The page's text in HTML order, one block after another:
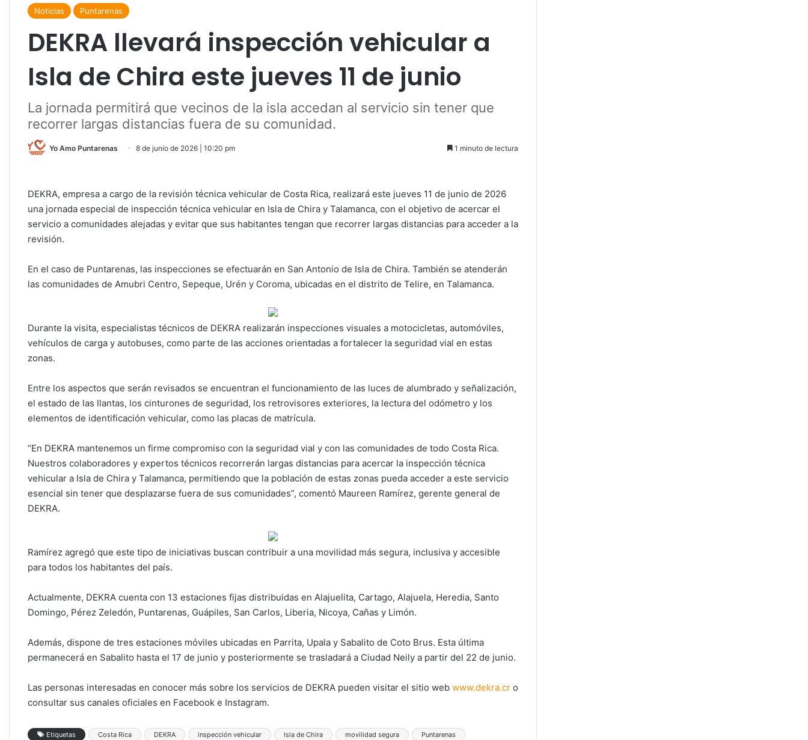
Noticias Puntarenas
DEKRA llevará inspección vehicular a
Isla de Chira este jueves 11 de junio
La jornada permitirá que vecinos de la isla accedan al servicio sin tener que
recorrer largas distancias fuera de su comunidad.
Yo Amo Puntarenas 8 de junio de 2026 | 10:20 pm 1 minuto de lectura
DEKRA, empresa a cargo de la revisión técnica vehicular de Costa Rica, realizará este jueves 11 de junio de 2026
una jornada especial de inspección técnica vehicular en Isla de Chira y Talamanca, con el objetivo de acercar el
servicio a comunidades alejadas y evitar que sus habitantes tengan que recorrer largas distancias para acceder a la
revisión.
En el caso de Puntarenas, las inspecciones se efectuarán en San Antonio de Isla de Chira. También se atenderán
las comunidades de Amubri Centro, Sepeque, Urén y Coroma, ubicadas en el distrito de Telire, en Talamanca.
Durante la visita, especialistas técnicos de DEKRA realizarán inspecciones visuales a motocicletas, automóviles,
vehículos de carga y autobuses, como parte de las acciones orientadas a fortalecer la seguridad vial en estas
zonas.
Entre los aspectos que serán revisados se encuentran el funcionamiento de las luces de alumbrado y señalización,
el estado de las llantas, los cinturones de seguridad, los retrovisores exteriores, la lectura del odómetro y los
elementos de identificación vehicular, como las placas de matrícula.
“En DEKRA mantenemos un firme compromiso con la seguridad vial y con las comunidades de todo Costa Rica.
Nuestros colaboradores y expertos técnicos recorrerán largas distancias para acercar la inspección técnica
vehicular a Isla de Chira y Talamanca, permitiendo que la población de estas zonas pueda acceder a este servicio
esencial sin tener que desplazarse fuera de sus comunidades”, comentó Maureen Ramírez, gerente general de
DEKRA.
Ramírez agregó que este tipo de iniciativas buscan contribuir a una movilidad más segura, inclusiva y accesible
para todos los habitantes del país.
Actualmente, DEKRA cuenta con 13 estaciones fijas distribuidas en Alajuelita, Cartago, Alajuela, Heredia, Santo
Domingo, Pérez Zeledón, Puntarenas, Guápiles, San Carlos, Liberia, Nicoya, Cañas y Limón.
Además, dispone de tres estaciones móviles ubicadas en Parrita, Upala y Sabalito de Coto Brus. Esta última
permanecerá en Sabalito hasta el 17 de junio y posteriormente se trasladará a Ciudad Neily a partir del 22 de junio.
Las personas interesadas en conocer más sobre los servicios de DEKRA pueden visitar el sitio web www.dekra.cr o
consultar sus canales oficiales en Facebook e Instagram.
Etiquetas Costa Rica DEKRA inspección vehicular Isla de Chira movilidad segura
Puntarenas